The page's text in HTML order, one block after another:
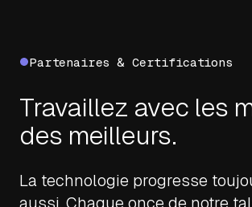
Partenaires & Certifications
Travaillez avec les
des meilleurs.
La technologie progresse
aussi. Chaque once de notre